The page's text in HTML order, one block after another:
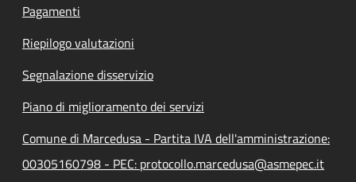
Pagamenti
Riepilogo valutazioni
Segnalazione disservizio
Piano di miglioramento dei servizi
Comune di Marcedusa - Partita IVA dell'amministrazione:
00305160798 - PEC: protocollo.marcedusa@asmepec.it